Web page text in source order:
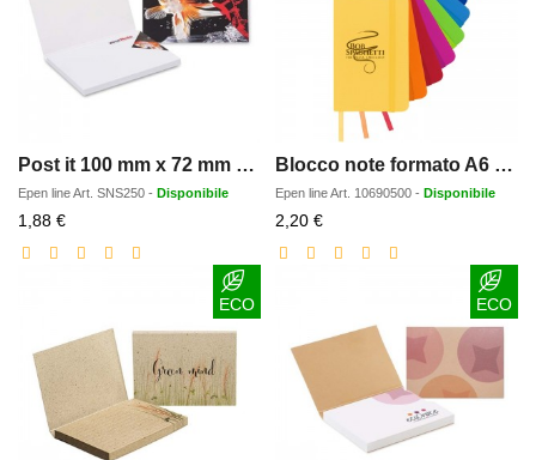
Post it 100 mm x 72 mm con copertina
Epen lineArt. SNS250 - Disponibile
1,88 €Prezzo
scontato
Blocco note formato A6 con copertina rigida Spectrum
Epen lineArt. 10690500 - Disponibile
2,20 €Prezzo
scontato
ECO ECO